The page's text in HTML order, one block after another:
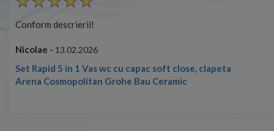
Conform descrierii!
Nicolae - 13.02.2026
Set Rapid 5 in 1 Vas wc cu capac soft close, clapeta
Arena Cosmopolitan Grohe Bau Ceramic